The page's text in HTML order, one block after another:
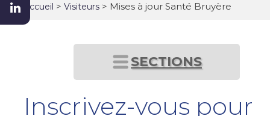
Accueil > Visiteurs > Mises à jour Santé Bruyère
SECTIONS
Inscrivez-vous pour